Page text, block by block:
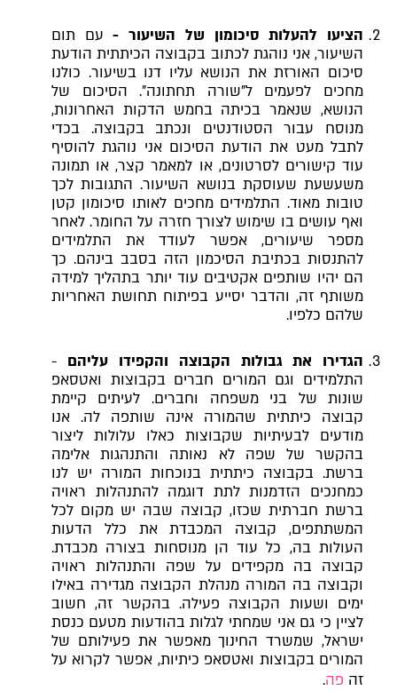
הציעו להעלות סיכומון של השיעור -עם תום
השיעור, אני נוהגת לכתוב בקבוצה הכיתתית הודעת
סיכום האורזת את הנושא עליו דנו בשיעור. כולנו
מחכים לפעמים ל"שורה תחתונה". הסיכום של
הנושא, שנאמר בכיתה בחמש הדקות האחרונות,
מנוסח עבור הסטודנטים ונכתב בקבוצה. בכדי
לתבל מעט את הודעת הסיכום אני נוהגת להוסיף
עוד קישורים לסרטונים, או למאמר קצר, או תמונה
משעשעת שעוסקת בנושא השיעור. התגובות לכך
טובות מאוד. התלמידים מחכים לאותו סיכומון קטן
ואף עושים בו שימוש לצורך חזרה על החומר. לאחר
מספר שיעורים, אפשר לעודד את התלמידים
להתנסות בכתיבת הסיכמון הזה בסבב בינהם. כך
הם יהיו שותפים אקטיבים עוד יותר בתהליך למידה
משותף זה, והדבר יסייע בפיתוח תחושת האחריות
שלהם כלפיו.
הגדירו את גבולות הקבוצה והקפידו עליהם -
התלמידים וגם המורים חברים בקבוצות ואטסאפ
שונות של בני משפחה וחברים. לעיתים קיימת
קבוצה כיתתית שהמורה אינה שותפה לה. אנו
מודעים לבעיתיות שקבוצות כאלו עלולות ליצור
בהקשר של שפה לא נאותה והתנהגות אלימה
ברשת. בקבוצה כיתתית בנוכחות המורה יש לנו
כמחנכים הזדמנות לתת דוגמה להתנהלות ראויה
ברשת חברתית שכזו, קבוצה שבה יש מקום לכל
המשתתפים, קבוצה המכבדת את כלל הדעות
העולות בה, כל עוד הן מנוסחות בצורה מכבדת.
קבוצה בה מקפידים על שפה והתנהלות ראויה
וקבוצה בה המורה מנהלת הקבוצה מגדירה באילו
ימים ושעות הקבוצה פעילה. בהקשר זה, חשוב
לציין כי גם אני שמחתי לגלות בהודעות מטעם כנסת
ישראל, שמשרד החינוך מאפשר את פעילותם של
המורים בקבוצות ואטסאפ כיתיות, אפשר לקרוא על
זה פה.